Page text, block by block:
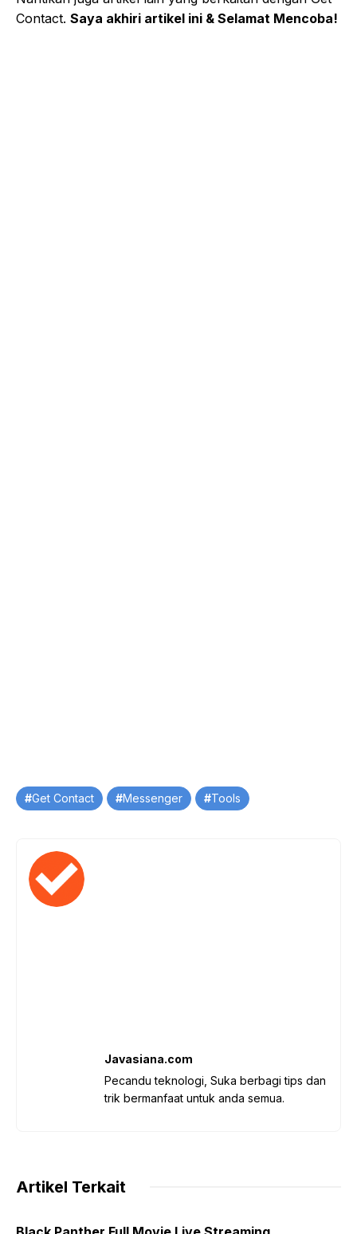
Contact. Saya akhiri artikel ini & Selamat Mencoba!
TagGet Contact Messenger Tools
Javasiana.com
Pecandu teknologi, Suka berbagi tips dan
trik bermanfaat untuk anda semua.
Artikel Terkait